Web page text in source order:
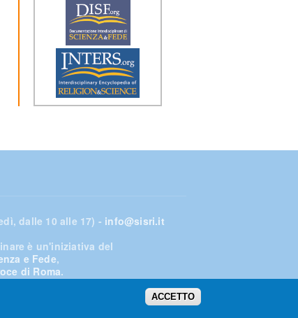
dalle 10 alle 17) - info@sisri.it
è un'iniziativa del
e Fede,
di Roma.
ACCETTO